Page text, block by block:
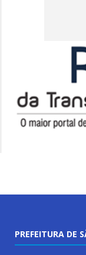
PREFEITURA DE